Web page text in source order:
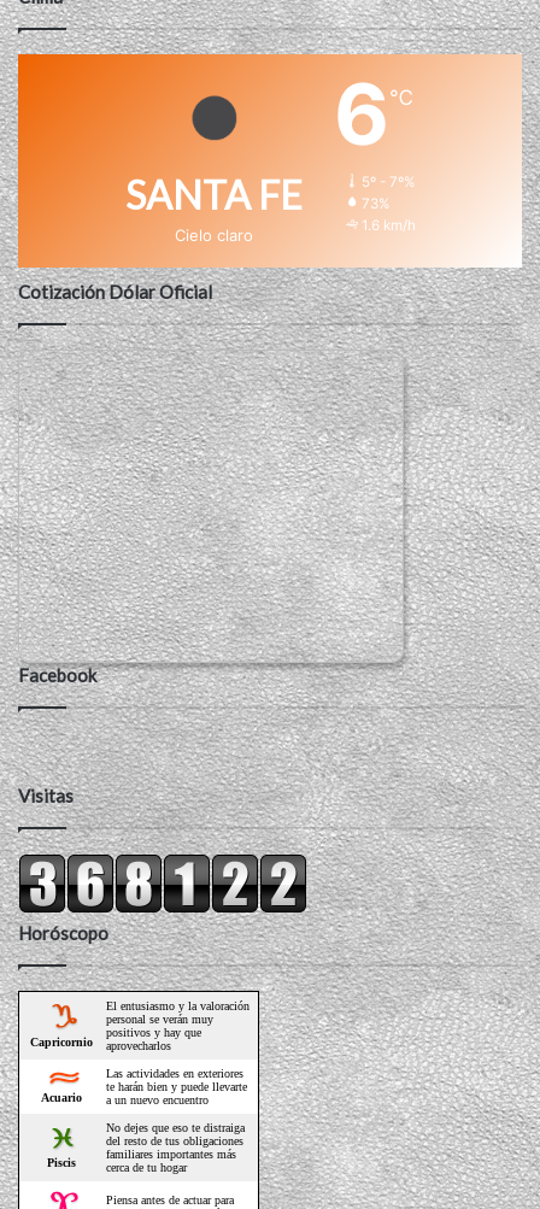
SANTA FE
Cielo claro
6℃
5º - 7º%
73%
1.6 km/h
Cotización Dólar Oficial
Facebook
Visitas
Horóscopo